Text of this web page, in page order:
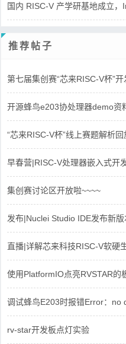
国内 RISC-V 产学研基地成立，
推荐帖子
第七届集创赛“芯来RISC-V杯”
开源蜂鸟e203协处理器demo资
“芯来RISC-V杯”线上赛题解析回
早春营|RISC-V处理器嵌入式开
集创赛讨论区开放啦~~~~
发布|Nuclei Studio IDE发布新版
直播|详解芯来科技RISC-V软硬
使用PlatformIO点亮RVSTAR的
调试蜂鸟E203时报错Error：no
rv-star开发板点灯实验